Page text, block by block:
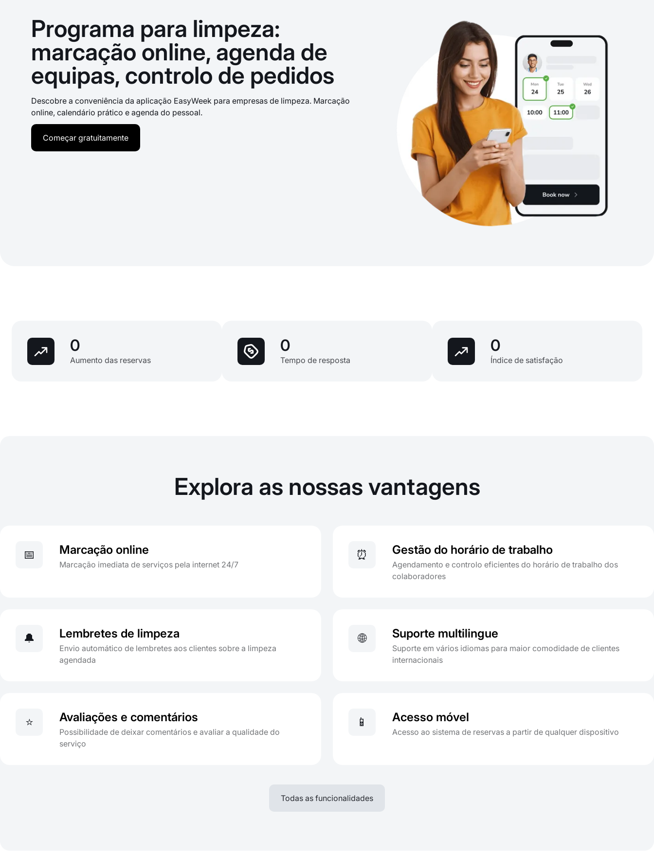
Programa para limpeza:
marcação online, agenda de
equipas, controlo de pedidos
Descobre a conveniência da aplicação EasyWeek para empresas de limpeza. Marcação
online, calendário prático e agenda do pessoal.
Começar gratuitamente
0
Aumento das reservas
0
Tempo de resposta
0
Índice de satisfação
Explora as nossas vantagens
📅 Marcação online
Marcação imediata de serviços pela internet 24/7
⏰ Gestão do horário de trabalho
Agendamento e controlo eficientes do horário de trabalho dos
colaboradores
🔔 Lembretes de limpeza
Envio automático de lembretes aos clientes sobre a limpeza
agendada
🌐 Suporte multilingue
Suporte em vários idiomas para maior comodidade de clientes
internacionais
⭐ Avaliações e comentários
Possibilidade de deixar comentários e avaliar a qualidade do
serviço
📱 Acesso móvel
Acesso ao sistema de reservas a partir de qualquer dispositivo
Todas as funcionalidades